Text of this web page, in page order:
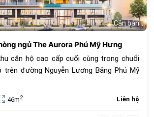
Cần bán
ngủ The Aurora Phú Mỹ Hưng
căn hộ cao cấp cuối cùng trong chuổi
đường Nguyễn Lương Bằng Phú Mỹ
46m2 Liên hệ